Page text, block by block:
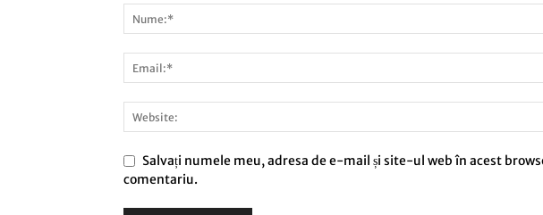
Salvați numele meu, adresa de e-mail și site-ul web în acest
comentariu.